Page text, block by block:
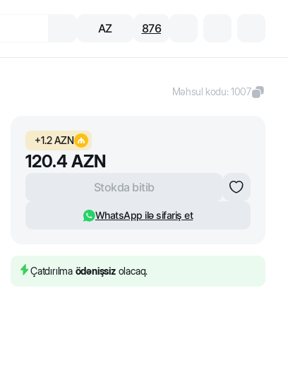
AZ 876
Məhsul kodu:1007
+1.2AZN
120.4 AZN
Stokda bitib
WhatsApp ilə sifariş et
Çatdırılma ödənişsizolacaq.